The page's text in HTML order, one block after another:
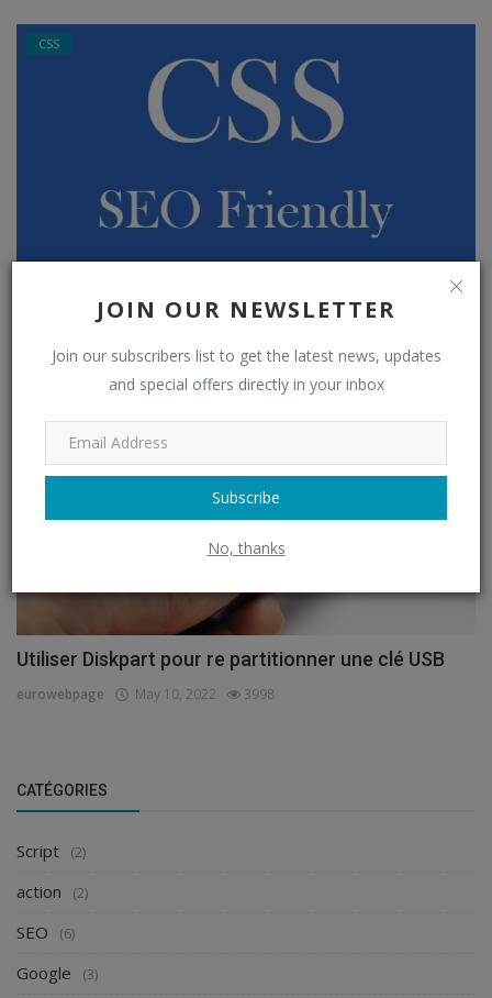
JOIN OUR NEWSLETTER
Join our subscribers list to get the latest news, updates
and special offers directly in your inbox
Subscribe
No, thanks
CSS
Accessibilité - Masquage
Utiliser Diskpart pour re partitionner une clé USB
eurowebpage May 10, 2022 3998
CATÉGORIES
Script (2)
action (2)
SEO (6)
Google (3)